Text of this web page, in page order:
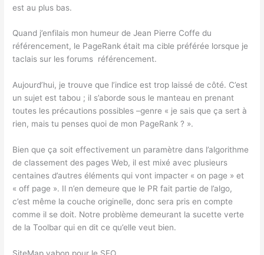
est au plus bas.
Quand j’enfilais mon humeur de Jean Pierre Coffe du
référencement, le PageRank était ma cible préférée lorsque je
taclais sur les forums référencement.
Aujourd’hui, je trouve que l’indice est trop laissé de côté. C’est
un sujet est tabou ; il s’aborde sous le manteau en prenant
toutes les précautions possibles –genre « je sais que ça sert à
rien, mais tu penses quoi de mon PageRank ? ».
Bien que ça soit effectivement un paramètre dans l’algorithme
de classement des pages Web, il est mixé avec plusieurs
centaines d’autres éléments qui vont impacter « on page » et
« off page ». Il n’en demeure que le PR fait partie de l’algo,
c’est même la couche originelle, donc sera pris en compte
comme il se doit. Notre problème demeurant la sucette verte
de la Toolbar qui en dit ce qu’elle veut bien.